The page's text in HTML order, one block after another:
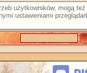
użytkowników, mogą
ustawieniami